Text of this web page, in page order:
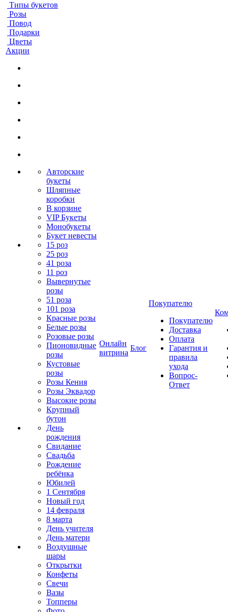
Типы букетов
Розы
Повод
Подарки
Цветы
Акции
Авторские
букеты
Шляпные
коробки
В корзине
VIP Букеты
Монобукеты
Букет невесты
15 роз
25 роз
41 роза
11 роз
Вывернутые
розы
51 роза
101 роза
Красные розы
Белые розы
Розовые розы
Пионовидные
розы
Кустовые
розы
Розы Кения
Розы Эквадор
Высокие розы
Крупный
бутон
День
рождения
Свидание
Свадьба
Рождение
ребёнка
Юбилей
1 Сентября
Новый год
14 февраля
8 марта
День учителя
День матери
Воздушные
шары
Открытки
Конфеты
Свечи
Вазы
Топперы
Онлайн
витрина
Блог
Покупателю
Покупателю
Доставка
Оплата
Гарантия и
правила
ухода
Вопрос-
Ответ